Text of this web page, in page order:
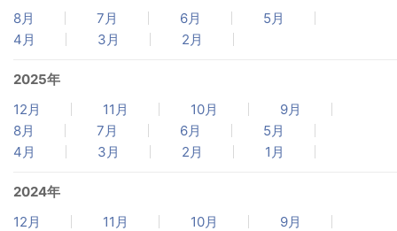
設計及び建築関係者の方
8月
7月 6月
5月
4月
3月 2月
2025年
12月
11月 10月
9月
8月
7月 6月
5月
4月
3月 2月 1月
2024年
12月
11月 10月
9月